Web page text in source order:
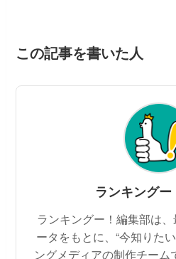
この記事を書いた人
ランキング
ランキングー！編集部は
ータをもとに、“今知りた
ングメディアの制作チー